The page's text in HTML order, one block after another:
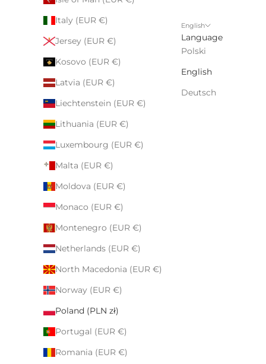
Italy (EUR €)
Jersey (EUR €)
Kosovo (EUR €)
Latvia (EUR €)
Liechtenstein (EUR €)
Lithuania (EUR €)
Luxembourg (EUR €)
Malta (EUR €)
Moldova (EUR €)
Monaco (EUR €)
Montenegro (EUR €)
Netherlands (EUR €)
North Macedonia (EUR €)
Norway (EUR €)
Poland (PLN zł)
Portugal (EUR €)
Romania (EUR €)
English
Language
Polski
English
Deutsch